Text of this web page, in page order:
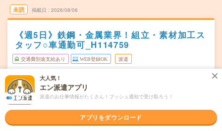
未読 掲載日 2026/08/06
《週5日》鉄鋼・金属業界！組立・素材加工ス
タッフ○車通勤可_H114759
交通費別途支給あり WEB登録OK 派遣
勤務地
福岡県糟屋郡
宇美駅から徒歩36分
曜日頻度 週5日勤務
8:00～17:10(休憩1:10)
大人気！
エン派遣アプリ
派遣のお仕事情報がたくさん！プッシュ通知で受け取ろう！
アプリをダウンロード